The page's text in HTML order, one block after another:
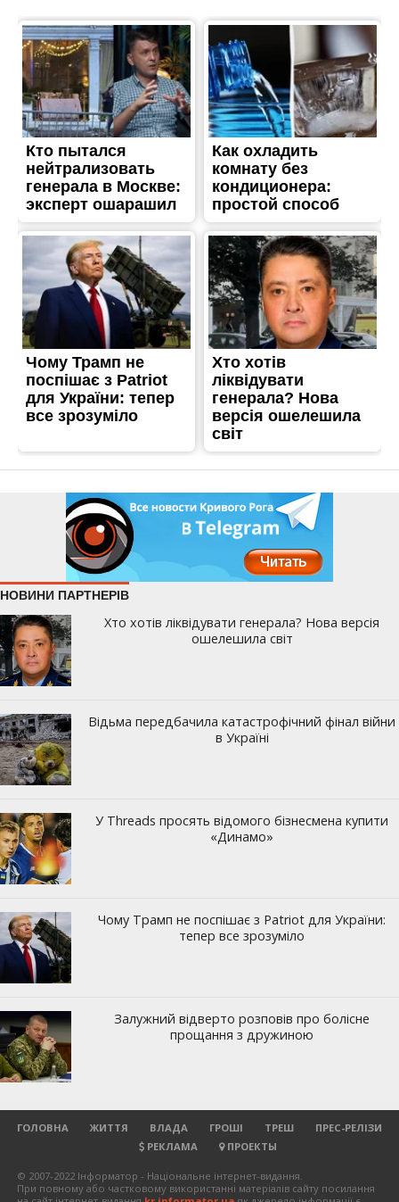
ГОЛОВНА ЖИТТЯ ВЛАДА ГРОШІ ТРЕШ
ПРЕС-РЕЛІЗИ
РЕКЛАМА
ПРОЕКТЫ
© 2007-2022 Інформатор - Національне інтернет-видання.
При повному або частковому використанні матеріалів сайту посилання